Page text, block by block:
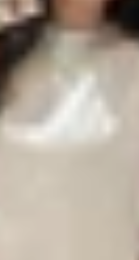
thủ đáng gờm trong phân khúc màn